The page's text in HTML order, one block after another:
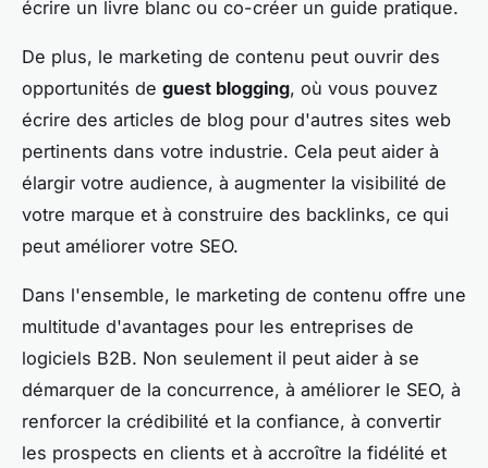
écrire un livre blanc ou co-créer un guide pratique.
De plus, le marketing de contenu peut ouvrir des
opportunités de guest blogging, où vous pouvez
écrire des articles de blog pour d'autres sites web
pertinents dans votre industrie. Cela peut aider à
élargir votre audience, à augmenter la visibilité de
votre marque et à construire des backlinks, ce qui
peut améliorer votre SEO.
Dans l'ensemble, le marketing de contenu offre une
multitude d'avantages pour les entreprises de
logiciels B2B. Non seulement il peut aider à se
démarquer de la concurrence, à améliorer le SEO, à
renforcer la crédibilité et la confiance, à convertir
les prospects en clients et à accroître la fidélité et